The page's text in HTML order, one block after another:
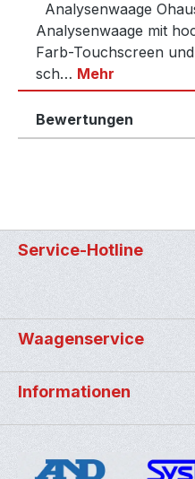
Analysenwaage
Analysenwaage mit
Farb-Touchscreen
sch… Mehr
Bewertungen
Service-Hotline
Waagenservice
Informationen